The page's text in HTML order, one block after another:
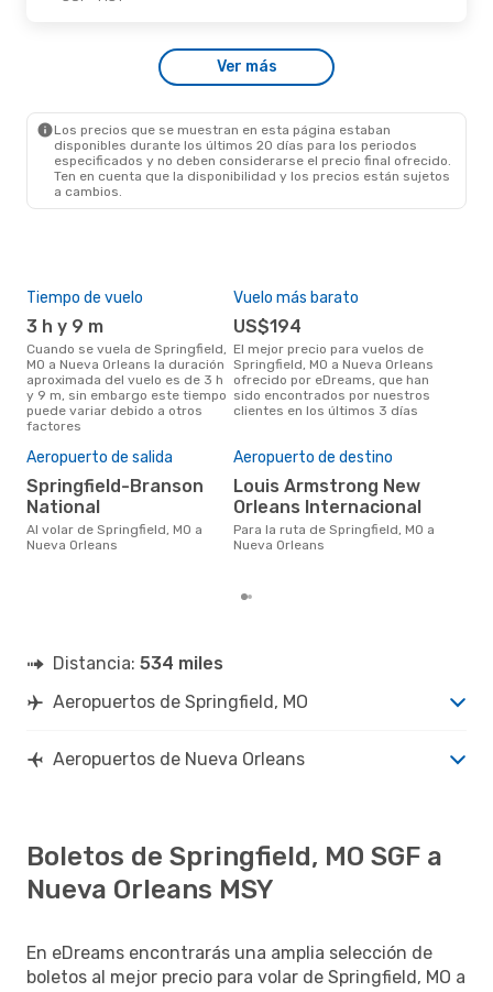
- Dom., 13 De Sep.
American Airlines
1 EscalaVer más
Los precios que se muestran en esta página estaban
disponibles durante los últimos 20 días para los periodos
especificados y no deben considerarse el precio final ofrecido.
Ten en cuenta que la disponibilidad y los precios están sujetos
a cambios.
Tiempo de vuelo
3 h y 9 m
Cuando se vuela de Springfield,
MO a Nueva Orleans la duración
aproximada del vuelo es de 3 h
y 9 m, sin embargo este tiempo
puede variar debido a otros
factores
Vuelo más barato
US$194
El mejor precio para vuelos de
Springfield, MO a Nueva Orleans
ofrecido por eDreams, que han
sido encontrados por nuestros
clientes en los últimos 3 días
Aeropuerto de salida
Springfield-Branson
National
Al volar de Springfield, MO a
Nueva Orleans
Aeropuerto de destino
Louis Armstrong New
Orleans Internacional
Para la ruta de Springfield, MO a
Nueva Orleans
Distancia: 534 miles
Aeropuertos de Springfield, MO
Aeropuertos de Nueva Orleans
Boletos de Springfield, MO SGF a
Nueva Orleans MSY
En eDreams encontrarás una amplia selección de
boletos al mejor precio para volar de Springfield, MO a